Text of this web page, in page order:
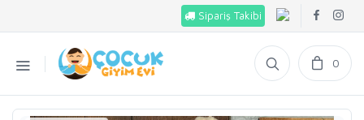
Sipariş Takibi
0